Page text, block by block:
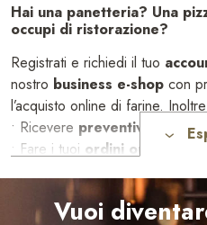
Hai una panetteria? Una
occupi di ristorazione?
Registrati e richiedi il tuo
nostro business e-shop con
l’acquisto online di farine.
• Ricevere preventivi per le
• Fare i tuoi ordini online
Vuoi